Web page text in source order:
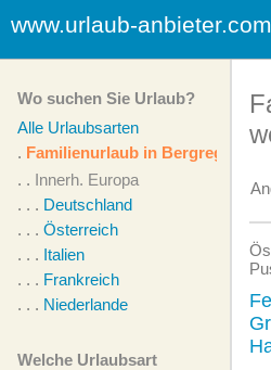
www.urlaub-anbieter.com
Wo suchen Sie Urlaub?
Alle Urlaubsarten
. Familienurlaub in Bergregion
. . Innerh. Europa
. . . Deutschland
. . . Österreich
. . . Italien
. . . Frankreich
. . . Niederlande
Welche Urlaubsart